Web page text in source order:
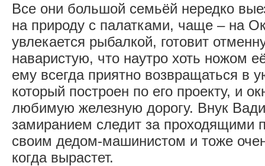
Все они большой семьёй нередко
на природу с палатками, чаще – на
увлекается рыбалкой, готовит
наваристую, что наутро хоть ножом
ему всегда приятно возвращаться в
который построен по его проекту, и
любимую железную дорогу. Внук
замиранием следит за проходящими
своим дедом-машинистом и тоже
когда вырастет.